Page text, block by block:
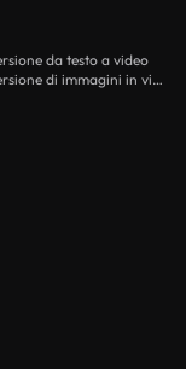
da testo a video
Flussi di lavoro di intelligenza artificiale per la conversione di immagini in video